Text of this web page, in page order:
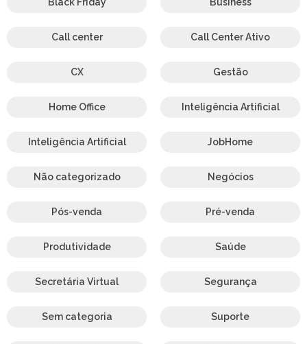
Call center Call Center Ativo
CX Gestão
Home Office Inteligência Artificial
Inteligência Artificial JobHome
Não categorizado Negócios
Pós-venda Pré-venda
Produtividade Saúde
Secretária Virtual Segurança
Sem categoria Suporte